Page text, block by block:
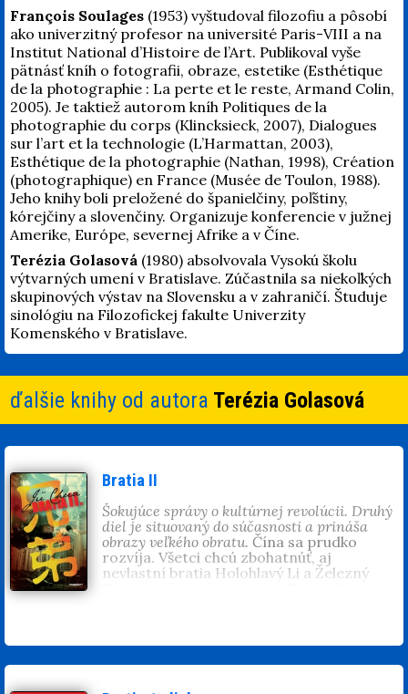
François Soulages(1953) vyštudoval filozofiu a pôsobí
ako univerzitný profesor na université Paris-VIII a na
Institut National d’Histoire de l’Art. Publikoval vyše
pätnásť kníh o fotografii, obraze, estetike (Esthétique
de la photographie : La perte et le reste, Armand Colin,
2005). Je taktiež autorom kníh Politiques de la
photographie du corps (Klincksieck, 2007), Dialogues
sur l’art et la technologie (L’Harmattan, 2003),
Esthétique de la photographie (Nathan, 1998), Création
(photographique) en France (Musée de Toulon, 1988).
Jeho knihy boli preložené do španielčiny, poľštiny,
kórejčiny a slovenčiny. Organizuje konferencie v južnej
Amerike, Európe, severnej Afrike a v Číne.
Terézia Golasová (1980) absolvovala Vysokú školu
výtvarných umení v Bratislave. Zúčastnila sa niekoľkých
skupinových výstav na Slovensku a v zahraničí. Študuje
sinológiu na Filozofickej fakulte Univerzity
Komenského v Bratislave.
ďalšie knihy od autora Terézia Golasová
Bratia II
Šokujúce správy o kultúrnej revolúcii. Druhý
diel je situovaný do súčasnosti a prináša
obrazy veľkého obratu. Čína sa prudko
rozvíja. Všetci chcú zbohatnúť, aj
nevlastní bratia Holohlavý Li a Železný
divoký kapitalizmus. Tragikomický príbeh
o mladých mužoch, ktorí prežili kultúrnu